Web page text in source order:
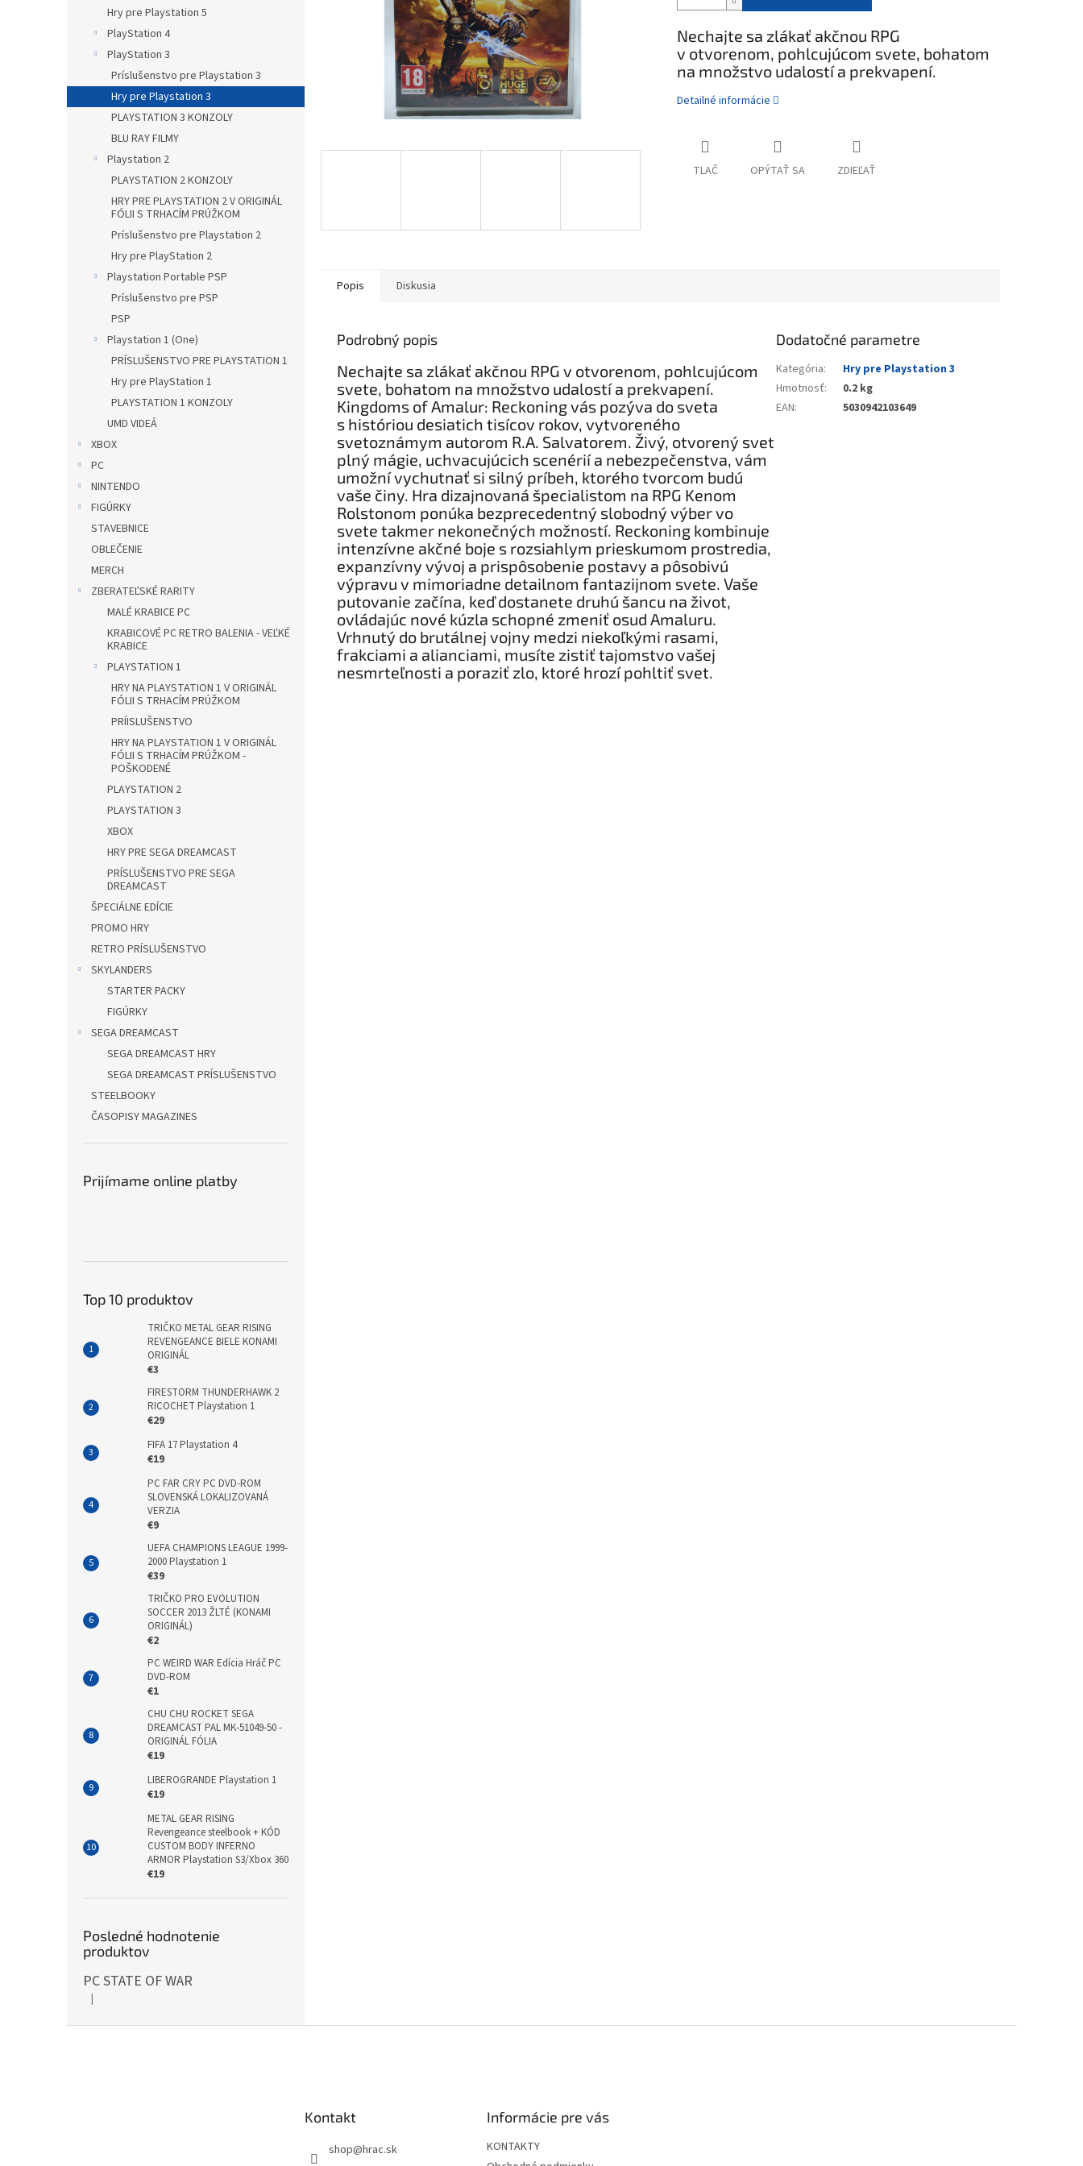
Hry pre Playstation 5
PlayStation 4
PlayStation 3
Príslušenstvo pre Playstation 3
Hry pre Playstation 3
PLAYSTATION 3 KONZOLY
BLU RAY FILMY
Playstation 2
PLAYSTATION 2 KONZOLY
HRY PRE PLAYSTATION 2 V ORIGINÁL
FÓLII S TRHACÍM PRÚŽKOM
Príslušenstvo pre Playstation 2
Hry pre PlayStation 2
Playstation Portable PSP
Príslušenstvo pre PSP
PSP
Playstation 1 (One)
PRÍSLUŠENSTVO PRE PLAYSTATION 1
Hry pre PlayStation 1
PLAYSTATION 1 KONZOLY
UMD VIDEÁ
XBOX
PC
NINTENDO
FIGÚRKY
STAVEBNICE
OBLEČENIE
MERCH
ZBERATEĽSKÉ RARITY
MALÉ KRABICE PC
KRABICOVÉ PC RETRO BALENIA - VEĽKÉ
KRABICE
PLAYSTATION 1
HRY NA PLAYSTATION 1 V ORIGINÁL
FÓLII S TRHACÍM PRÚŽKOM
PRÍISLUŠENSTVO
HRY NA PLAYSTATION 1 V ORIGINÁL
FÓLII S TRHACÍM PRÚŽKOM -
POŠKODENÉ
PLAYSTATION 2
PLAYSTATION 3
XBOX
HRY PRE SEGA DREAMCAST
PRÍSLUŠENSTVO PRE SEGA
DREAMCAST
ŠPECIÁLNE EDÍCIE
PROMO HRY
RETRO PRÍSLUŠENSTVO
SKYLANDERS
STARTER PACKY
FIGÚRKY
SEGA DREAMCAST
SEGA DREAMCAST HRY
SEGA DREAMCAST PRÍSLUŠENSTVO
STEELBOOKY
ČASOPISY MAGAZINES
Prijímame online platby
Top 10 produktov
TRIČKO METAL GEAR RISING
REVENGEANCE BIELE KONAMI
ORIGINÁL
€3
FIRESTORM THUNDERHAWK 2
RICOCHET Playstation 1
€29
FIFA 17 Playstation 4
€19
PC FAR CRY PC DVD-ROM
SLOVENSKÁ LOKALIZOVANÁ
VERZIA
€9
UEFA CHAMPIONS LEAGUE 1999-
2000 Playstation 1
€39
TRIČKO PRO EVOLUTION
SOCCER 2013 ŽLTÉ (KONAMI
ORIGINÁL)
€2
PC WEIRD WAR Edícia Hráč PC
DVD-ROM
€1
CHU CHU ROCKET SEGA
DREAMCAST PAL MK-51049-50 -
ORIGINÁL FÓLIA
€19
LIBEROGRANDE Playstation 1
€19
METAL GEAR RISING
Revengeance steelbook + KÓD
CUSTOM BODY INFERNO
ARMOR Playstation S3/Xbox 360
€19
Posledné hodnotenie
produktov
PC STATE OF WAR
Hodnotenie produktu je 5 z 5 hviezdičiek.
|
Nechajte sa zlákať akčnou RPG
v otvorenom, pohlcujúcom svete, bohatom
na množstvo udalostí a prekvapení.
Detailné informácie
TLAČ OPÝTAŤ SA ZDIEĽAŤ
Popis Diskusia
Podrobný popis
Nechajte sa zlákať akčnou RPG v otvorenom, pohlcujúcom
svete, bohatom na množstvo udalostí a prekvapení.
Kingdoms of Amalur: Reckoning vás pozýva do sveta
s históriou desiatich tisícov rokov, vytvoreného
svetoznámym autorom R.A. Salvatorem. Živý, otvorený svet
plný mágie, uchvacujúcich scenérií a nebezpečenstva, vám
umožní vychutnať si silný príbeh, ktorého tvorcom budú
vaše činy. Hra dizajnovaná špecialistom na RPG Kenom
Rolstonom ponúka bezprecedentný slobodný výber vo
svete takmer nekonečných možností. Reckoning kombinuje
intenzívne akčné boje s rozsiahlym prieskumom prostredia,
expanzívny vývoj a prispôsobenie postavy a pôsobivú
výpravu v mimoriadne detailnom fantazijnom svete. Vaše
putovanie začína, keď dostanete druhú šancu na život,
ovládajúc nové kúzla schopné zmeniť osud Amaluru.
Vrhnutý do brutálnej vojny medzi niekoľkými rasami,
frakciami a alianciami, musíte zistiť tajomstvo vašej
nesmrteľnosti a poraziť zlo, ktoré hrozí pohltiť svet.
Dodatočné parametre
Kategória:
Hry pre Playstation 3
Hmotnosť:
0.2 kg
EAN: 5030942103649
Kontakt
shop@hrac.sk
Informácie pre vás
KONTAKTY